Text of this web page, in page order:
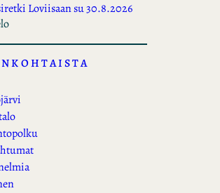
Loviisaan su 30.8.2026